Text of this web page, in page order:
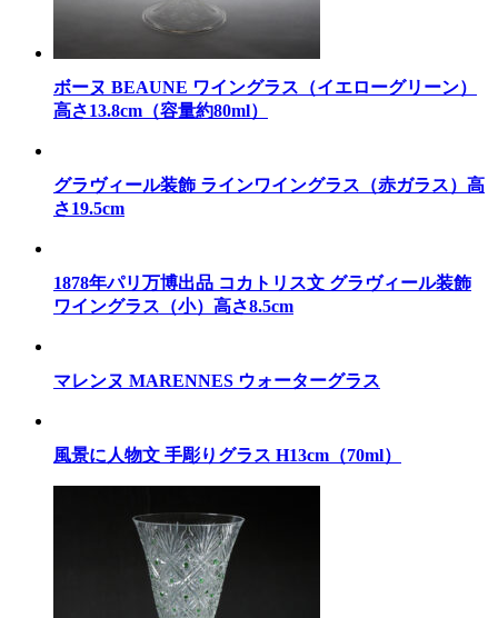
ボーヌ BEAUNE ワイングラス（イエローグリーン）
高さ13.8cm（容量約80ml）
グラヴィール装飾 ラインワイングラス（赤ガラス）高
さ19.5cm
1878年パリ万博出品 コカトリス文 グラヴィール装飾
ワイングラス（小）高さ8.5cm
マレンヌ MARENNES ウォーターグラス
風景に人物文 手彫りグラス H13cm（70ml）